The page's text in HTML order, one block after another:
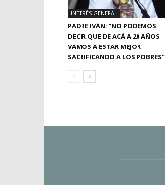
INTERÉS GENERAL
PADRE IVÁN: “NO PODEMOS
DECIR QUE DE ACÁ A 20 AÑOS
VAMOS A ESTAR MEJOR
SACRIFICANDO A LOS POBRES”